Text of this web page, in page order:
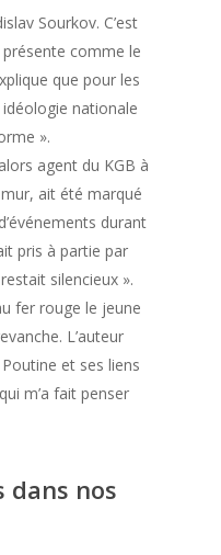
Sourkov. C’est
comme le
que pour les
nationale
».
agent du KGB à
ait été marqué
durant
pris à partie par
silencieux ».
fer rouge le jeune
L’auteur
et ses liens
m’a fait penser
dans nos